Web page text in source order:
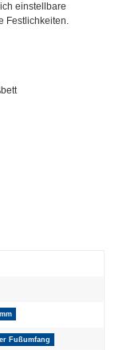
einstellbare
Festlichkeiten.
Fußumfang